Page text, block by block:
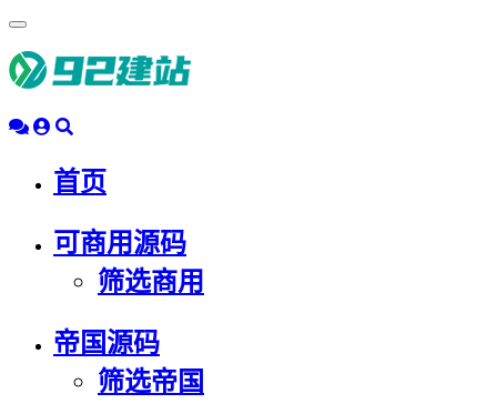
动
导
首页
可商用源码
筛选商用
帝国源码
筛选帝国